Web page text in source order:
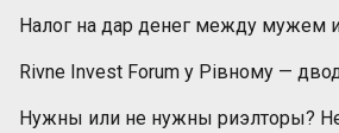
Налог на дар денег между мужем
Rivne Invest Forum у Рівному —
Нужны или не нужны риэлторы?